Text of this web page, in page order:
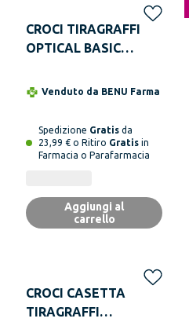
CROCI TIRAGRAFFI
OPTICAL BASIC
Venduto da BENU Farma
Spedizione Gratis da
23,99 € o Ritiro Gratis in
Farmacia o Parafarmacia
Aggiungi al
carrello
CROCI CASETTA
TIRAGRAFFI